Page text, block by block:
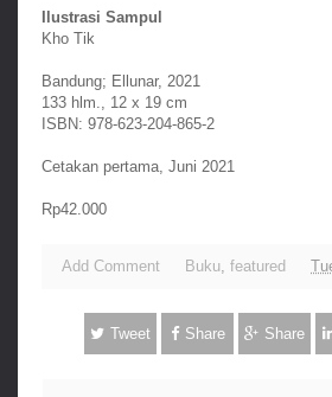
Ilustrasi Sampul
Kho Tik
Bandung; Ellunar, 2021
133 hlm., 12 x 19 cm
ISBN: 978-623-204-865-2
Cetakan pertama, Juni 2021
Rp42.000
Add Comment Buku, featured
Tweet Share Share